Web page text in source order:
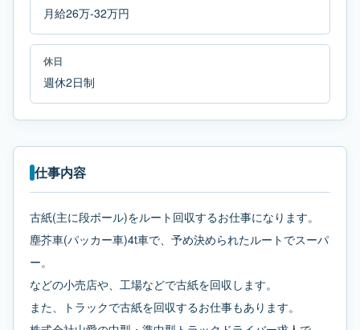
月給26万-32万円
休日
週休2日制
仕事内容
古紙(主に段ボール)をルート回収するお仕事になります。
塵芥車(パッカー車)4t車で、予め決められたルートでスーパ
ー。
などの小売店や、工場などで古紙を回収します。
また、トラックで古紙を回収するお仕事もあります。